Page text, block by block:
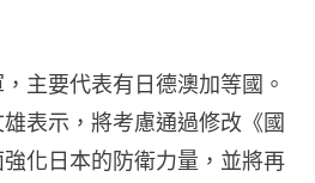
主要代表有日德澳加等國。
表示，將考慮通過修改《國
化日本的防衛力量，並將再